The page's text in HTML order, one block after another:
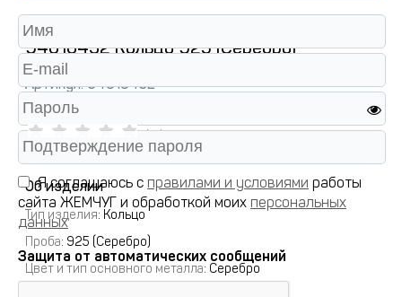
94010432 Кольцо 925 (Серебро)
Артикул:94010432
( 0 )
Об изделии
Тип изделия: Кольцо
Проба: 925 (Серебро)
Цвет и тип основного металла: Серебро
Я соглашаюсь с правилами и условиями работы
сайта ЖЕМЧУГ и обработкой моих персональных
данных
Защита от автоматических сообщений